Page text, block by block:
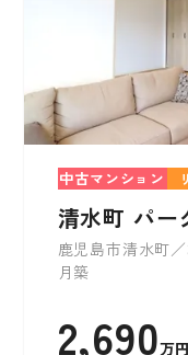
中古マンション
清水町 パー
鹿児島市清水町
月築
2,690万円